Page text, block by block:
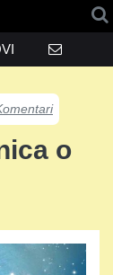
o